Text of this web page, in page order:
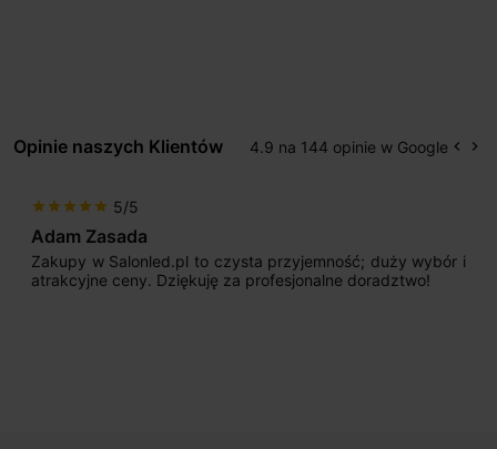
Opinie naszych Klientów 4.9 na 144 opinie w Google keyboard_arrow_left keyboard_arrow_right
star star star star star 5/5
Adam Zasada
Zakupy w Salonled.pl to czysta przyjemność; duży wybór i
atrakcyjne ceny. Dziękuję za profesjonalne doradztwo!